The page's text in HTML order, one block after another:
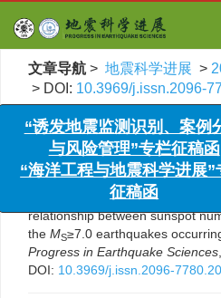
文章导航 > 地震科学进展 >
> DOI: 10.3969/j.issn.2096-
引用本文:陈学忠, 李艳娥. 中国大
动之间关系的统计检验[J]. 地震
111.DOI:10.3969/j.issn.2096-
Xuezhong Chen,
relationship between sunspot
the MS≥7.0 earthquakes
Progress in Earthquake Sciences
DOI: 10.3969/j.issn.2096-
“诱发地震监测识别、案例
与风险管理”专栏征稿函
“海洋工程与地震科学进展”
征稿函